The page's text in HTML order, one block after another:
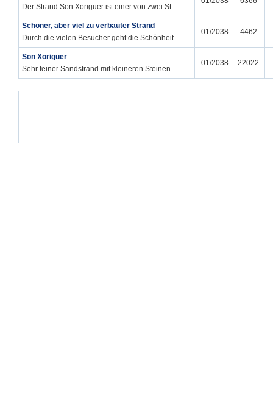
Der Strand Son Xoriguer ist einer von zwei St..
Schöner, aber viel zu verbauter Strand
Durch die vielen Besucher geht die Schönheit..
01/2038 4462
Son Xoriguer
Sehr feiner Sandstrand mit kleineren Steinen...
01/2038 22022